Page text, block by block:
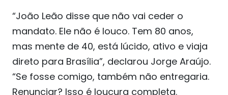
“João Leão disse que não vai ceder o
mandato. Ele não é louco. Tem 80 anos,
mas mente de 40, está lúcido, ativo e viaja
direto para Brasília”, declarou Jorge Araújo.
“Se fosse comigo, também não entregaria.
Renunciar? Isso é loucura completa.